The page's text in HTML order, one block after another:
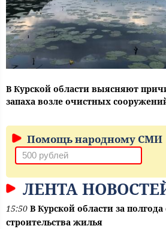
В Курской области выясняют
запаха возле очистных
Помощь народному СМИ
ЛЕНТА
15:50 В Курской области за
строительства жилья